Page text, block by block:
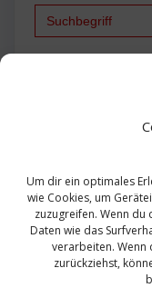
Um dir ein optimales
wie Cookies, um
zuzugreifen. Wenn
Daten wie das
verarbeiten.
zurückziehst,
Sanierung SBS
Sicherung
Update
VMWare